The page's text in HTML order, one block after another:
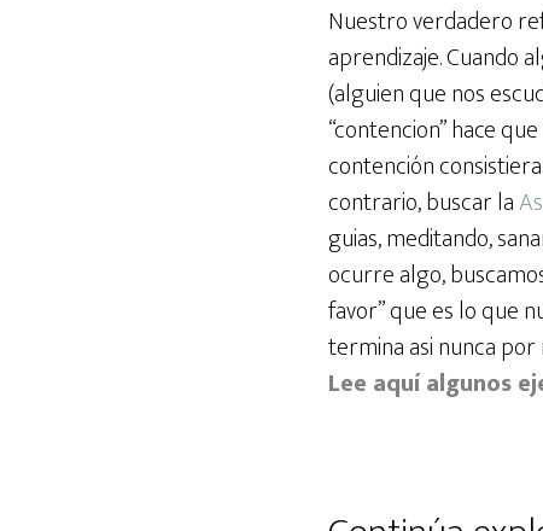
Nuestro verdadero
aprendizaje. Cuando
(alguien que nos
“contencion” hace
contención
contrario, buscar la
guias, meditando,
ocurre algo,
favor” que es lo que
termina asi nunca
Lee aquí algunos